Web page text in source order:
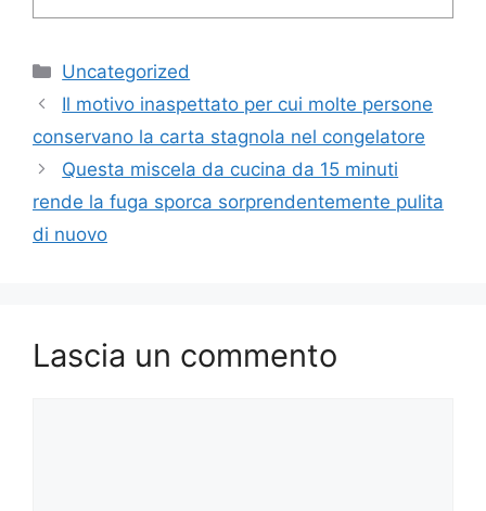
Categorie
Uncategorized
Il motivo inaspettato per cui molte persone
conservano la carta stagnola nel congelatore
Questa miscela da cucina da 15 minuti
rende la fuga sporca sorprendentemente pulita
di nuovo
Lascia un commento